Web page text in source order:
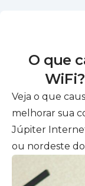
O que
Veja o que
melhorar sua
Júpiter
ou nordeste do